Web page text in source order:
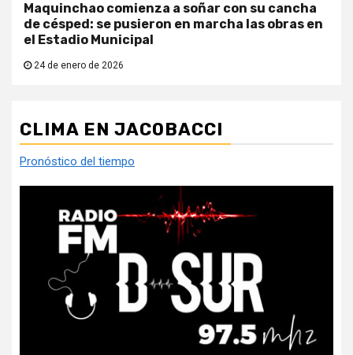
Maquinchao comienza a soñar con su cancha
de césped: se pusieron en marcha las obras en
el Estadio Municipal
24 de enero de 2026
CLIMA EN JACOBACCI
Pronóstico del tiempo